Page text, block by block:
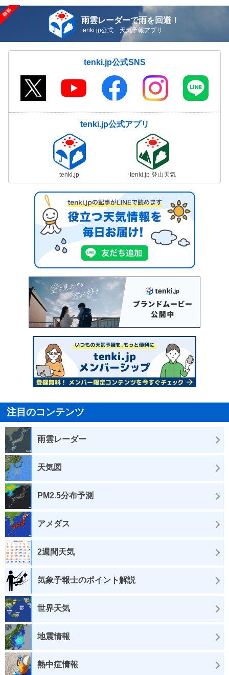
雨雲レーダーで雨を回避！
tenki.jp公式 天気予報アプリ
tenki.jp公式SNS
tenki.jp公式アプリ
tenki.jp tenki.jp 登山天気
注目のコンテンツ
雨雲レーダー
天気図
PM2.5分布予測
アメダス
2週間天気
気象予報士のポイント解説
世界天気
地震情報
熱中症情報